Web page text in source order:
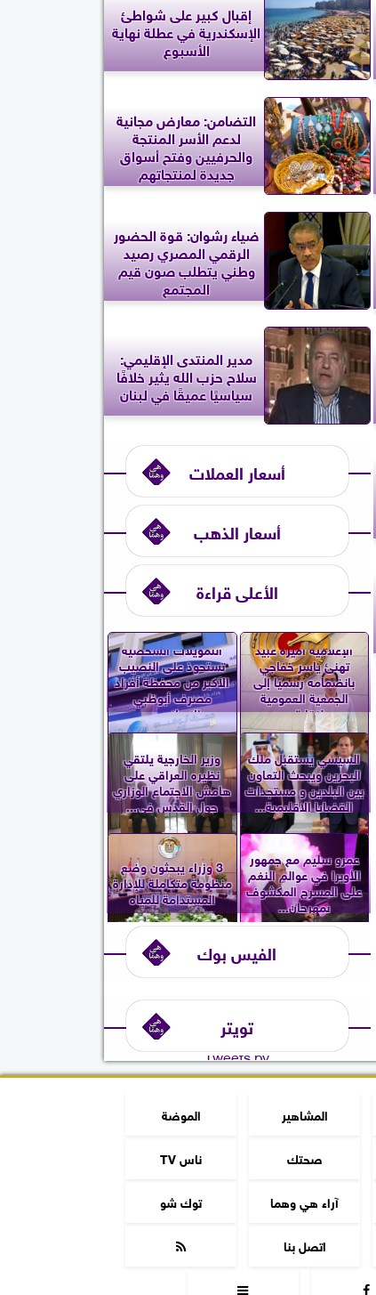
إقبال كبير على شواطئ
الإسكندرية في عطلة نهاية
الأسبوع
التضامن: معارض مجانية
لدعم الأسر المنتجة
والحرفيين وفتح أسواق
جديدة لمنتجاتهم
ضياء رشوان: قوة الحضور
الرقمي المصري رصيد
وطني يتطلب صون قيم
المجتمع
مدير المنتدى الإقليمي:
سلاح حزب الله يثير خلافًا
سياسيًا عميقًا في لبنان
أسعار العملات
أسعار الذهب
الأعلى قراءة
الإعلامية أميرة عبيد
تهنئ ياسر خفاجي
بانضمامه رسميًا إلى
الجمعية العمومية
لنقابة...
التمويلات الشخصية
تستحوذ على النصيب
الأكبر من محفظة أفراد
مصرف أبوظبي
الإسلامي...
السيسي يستقبل ملك
البحرين ويبحث التعاون
بين البلدين و مستجدات
القضايا الإقليمية...
وزير الخارجية يلتقي
نظيره العراقي على
هامش الاجتماع الوزاري
حول القدس في...
عمرو سليم مع جمهور
الأوبرا في عوالم النغم
على المسرح المكشوف
بمهرجان...
3 وزراء يبحثون وضع
منظومة متكاملة للإدارة
المستدامة للمياه
الفيس بوك
تويتر
Tweets by
المشاهير
الموضة
صحتك
ناس TV
آراء هي وهما
توك شو
اتصل بنا


